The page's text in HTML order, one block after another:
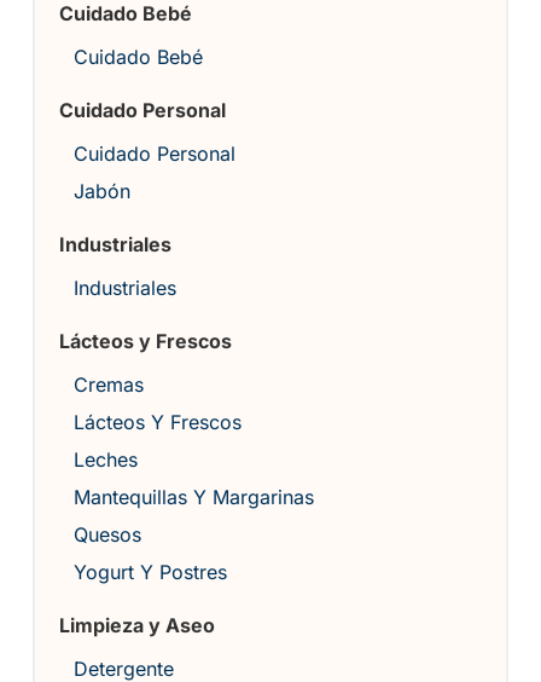
Cuidado Bebé
Cuidado Bebé
Cuidado Personal
Cuidado Personal
Jabón
Industriales
Industriales
Lácteos y Frescos
Cremas
Lácteos Y Frescos
Leches
Mantequillas Y Margarinas
Quesos
Yogurt Y Postres
Limpieza y Aseo
Detergente